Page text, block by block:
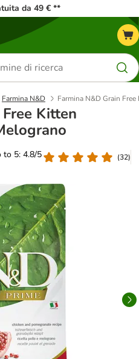
da 49 € **
Farmina N&D Farmina N&D Grain
Kitten
to 5: 4.8/5
(32)